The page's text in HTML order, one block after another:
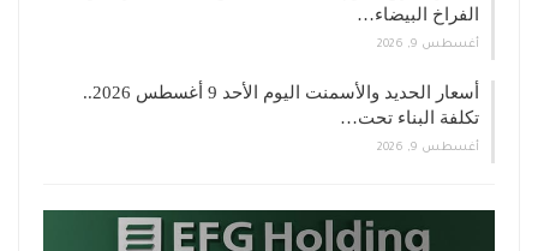
الفراخ البيضاء…
أغسطس 9, 2026
أسعار الحديد والأسمنت اليوم الأحد 9 أغسطس 2026..
تكلفة البناء تحت…
أغسطس 9, 2026